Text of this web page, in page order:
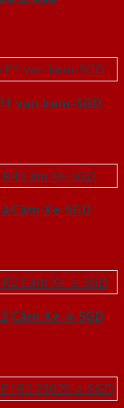
van kem-SGD
Căm Xe-SGD
Căm Xe-a-SGD